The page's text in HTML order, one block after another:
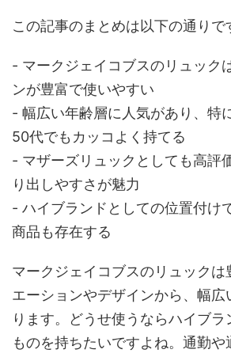
この記事のまとめは以下の通りで
- マークジェイコブスのリュック
ンが豊富で使いやすい
- 幅広い年齢層に人気があり、特
50代でもカッコよく持てる
- マザーズリュックとしても高評
り出しやすさが魅力
- ハイブランドとしての位置付け
商品も存在する
マークジェイコブスのリュックは
エーションやデザインから、幅広
ります。どうせ使うならハイブ
ものを持ちたいですよね。通勤や